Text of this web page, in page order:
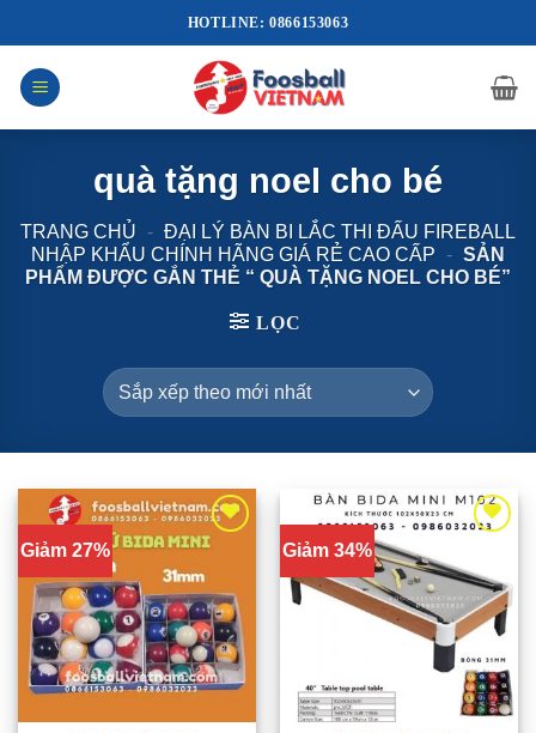
qua
nội
dung
HOTLINE: 0866153063
quà tặng noel cho bé
TRANG CHỦ - ĐẠI LÝ BÀN BI LẮC THI ĐẤU FIREBALL
NHẬP KHẨU CHÍNH HÃNG GIÁ RẺ CAO CẤP
- SẢN
PHẨM ĐƯỢC GẮN THẺ “ QUÀ TẶNG NOEL CHO BÉ”
LỌC
Giảm 27% Giảm 34%